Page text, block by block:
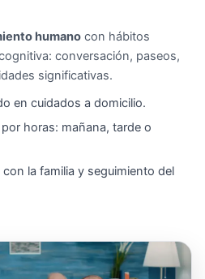
humano con hábitos
conversación, paseos,
significativas.
en cuidados a domicilio.
horas: mañana, tarde o
la familia y seguimiento del